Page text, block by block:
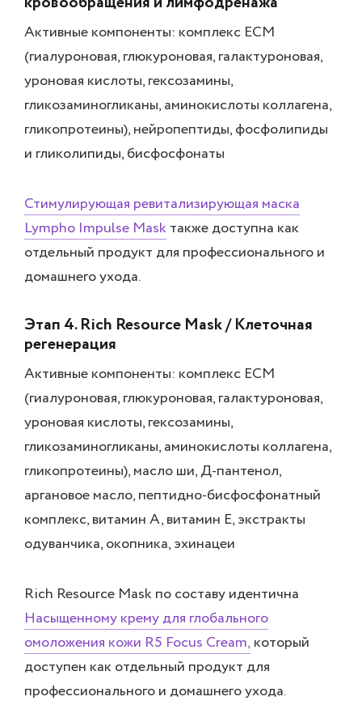
Активные компоненты: комплекс ECM
(гиалуроновая, глюкуроновая, галактуроновая,
уроновая кислоты, гексозамины,
гликозаминогликаны, аминокислоты коллагена,
гликопротеины), нейропептиды, фосфолипиды
и гликолипиды, бисфосфонаты
Стимулирующая ревитализирующая маска
Lympho Impulse Mask также доступна как
отдельный продукт для профессионального и
домашнего ухода.
Этап 4. Rich Resource Mask / Клеточная
регенерация
Активные компоненты: комплекс ECM
(гиалуроновая, глюкуроновая, галактуроновая,
уроновая кислоты, гексозамины,
гликозаминогликаны, аминокислоты коллагена,
гликопротеины), масло ши, Д-пантенол,
аргановое масло, пептидно-бисфосфонатный
комплекс, витамин А, витамин Е, экстракты
одуванчика, окопника, эхинацеи
Rich Resource Mask по составу идентична
Насыщенному крему для глобального
омоложения кожи R5 Focus Cream, который
доступен как отдельный продукт для
профессионального и домашнего ухода.